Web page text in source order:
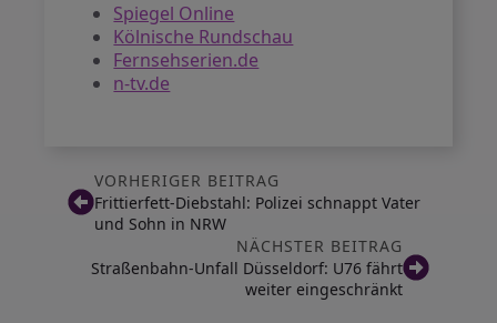
Spiegel Online
Kölnische Rundschau
Fernsehserien.de
n-tv.de
VORHERIGER BEITRAG
Frittierfett-Diebstahl: Polizei schnappt Vater
und Sohn in NRW
NÄCHSTER BEITRAG
Straßenbahn-Unfall Düsseldorf: U76 fährt
weiter eingeschränkt